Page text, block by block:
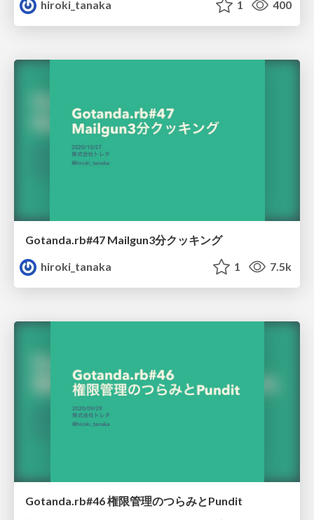
hiroki_tanaka 1 400
Gotanda.rb#47 Mailgun3分クッキング
hiroki_tanaka
1 7.5k
Gotanda.rb#46 権限管理のつらみとPundit